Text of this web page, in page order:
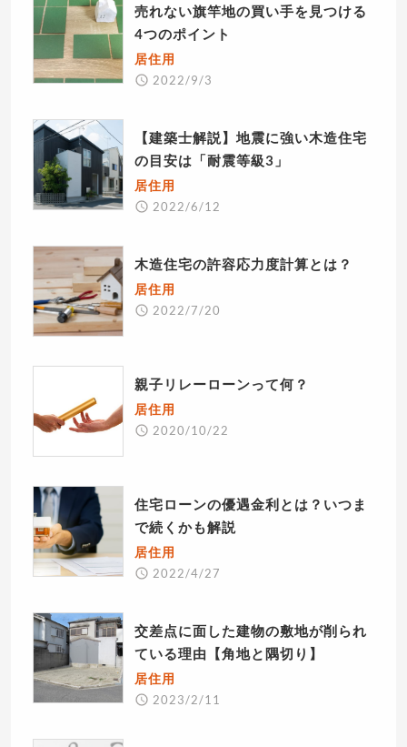
売れない旗竿地の買い手を見つける
4つのポイント
居住用
2022/9/3
【建築士解説】地震に強い木造住宅
の目安は「耐震等級3」
居住用
2022/6/12
木造住宅の許容応力度計算とは？
居住用
2022/7/20
親子リレーローンって何？
居住用
2020/10/22
住宅ローンの優遇金利とは？いつま
で続くかも解説
居住用
2022/4/27
交差点に面した建物の敷地が削られ
ている理由【角地と隅切り】
居住用
2023/2/11